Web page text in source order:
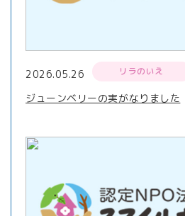
2026.05.26 リラのいえ
ジューンベリーの実がなりました